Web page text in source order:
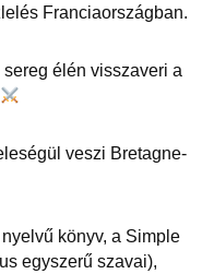
Franciaországban.
élén visszaveri a
veszi Bretagne-
könyv, a Simple
egyszerű szavai),